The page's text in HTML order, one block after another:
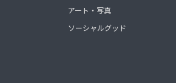
アート・写真
ソーシャルグッド